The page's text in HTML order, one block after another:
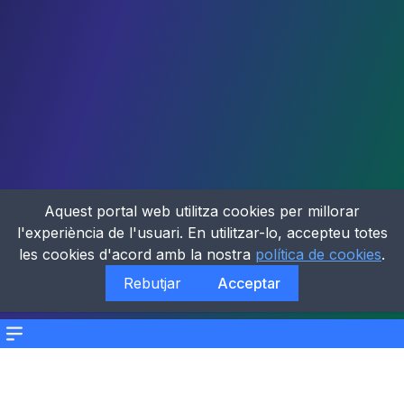
Menu
Aquest portal web utilitza cookies per millorar
l'experiència de l'usuari. En utilitzar-lo, accepteu totes
les cookies d'acord amb la nostra política de cookies.
Rebutjar
Acceptar